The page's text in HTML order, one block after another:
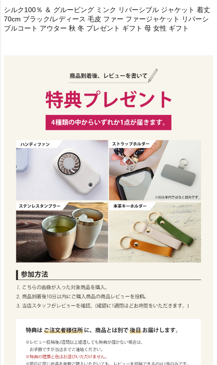
シルク100％ ＆ グルービング ミンク リバーシブル ジャケット 着丈
70cm ブラック/レディース 毛皮 ファー ファージャケット リバーシ
ブルコート アウター 秋 冬 プレゼント ギフト 母 女性 ギフト